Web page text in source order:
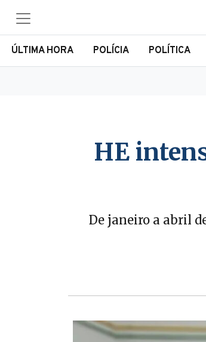
ÚLTIMA HORA POLÍCIA POLÍTICA
HE
De janeiro a abril